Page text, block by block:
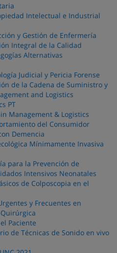
Intelectual e Industrial
y Gestión de Enfermería
Integral de la Calidad
Alternativas
Judicial y Pericia Forense
de la Cadena de Suministro y
and Logistics
PT
Management & Logistics
del Consumidor
Demencia
Mínimamente Invasiva
para la Prevención de
Intensivos Neonatales
de Colposcopia en el
y Frecuentes en
Paciente
de Técnicas de Sonido en vivo